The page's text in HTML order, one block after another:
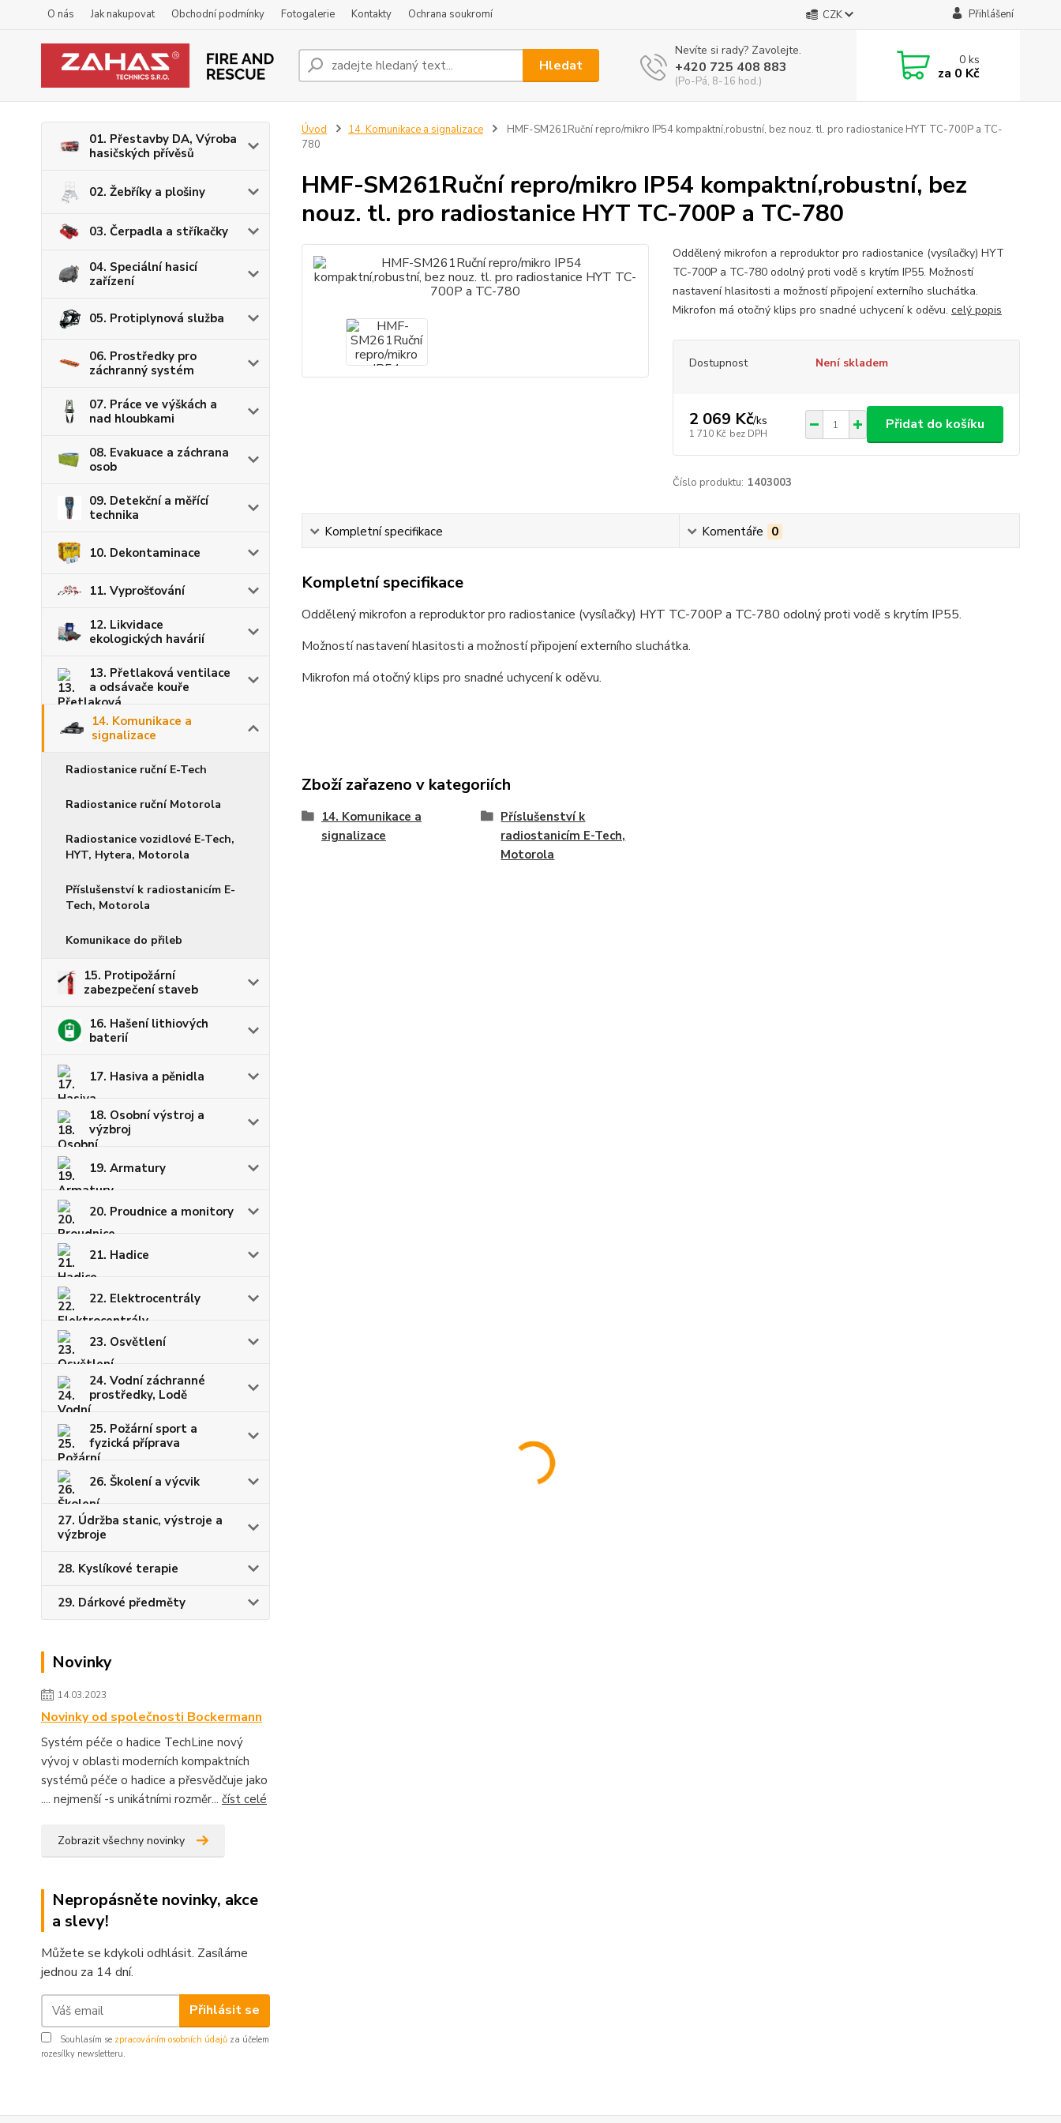
O nás Jak nakupovat Obchodní podmínky Fotogalerie Kontakty Ochrana soukromí CZK Přihlášení
Hledat
Nevíte si rady? Zavolejte.
+420 725 408 883
(Po-Pá, 8-16 hod.)
0ks
za 0 Kč
01. Přestavby DA, Výroba
hasičských přívěsů
02. Žebříky a plošiny
03. Čerpadla a stříkačky
04. Speciální hasicí
zařízení
05. Protiplynová služba
06. Prostředky pro
záchranný systém
07. Práce ve výškách a
nad hloubkami
08. Evakuace a záchrana
osob
09. Detekční a měřící
technika
10. Dekontaminace
11. Vyprošťování
12. Likvidace
ekologických havárií
13. Přetlaková ventilace
a odsávače kouře
14. Komunikace a
signalizace
Radiostanice ruční E-Tech
Radiostanice ruční Motorola
Radiostanice vozidlové E-Tech,
HYT, Hytera, Motorola
Příslušenství k radiostanicím E-
Tech, Motorola
Komunikace do přileb
15. Protipožární
zabezpečení staveb
16. Hašení lithiových
baterií
17. Hasiva a pěnidla
18. Osobní výstroj a
výzbroj
19. Armatury
20. Proudnice a monitory
21. Hadice
22. Elektrocentrály
23. Osvětlení
24. Vodní záchranné
prostředky, Lodě
25. Požární sport a
fyzická příprava
26. Školení a výcvik
27. Údržba stanic, výstroje a
výzbroje
28. Kyslíkové terapie
29. Dárkové předměty
Novinky
14.03.2023
Novinky od společnosti Bockermann
Systém péče o hadice TechLine nový
vývoj v oblasti moderních kompaktních
systémů péče o hadice a přesvědčuje jako
.... nejmenší -s unikátními rozměr... číst celé
Zobrazit všechny novinky
Nepropásněte novinky, akce
a slevy!
Můžete se kdykoli odhlásit. Zasíláme
jednou za 14 dní.
Přihlásit se
Souhlasím se zpracováním osobních údajů za účelem
rozesílky newsletteru.
Úvod 14. Komunikace a signalizace
HMF-SM261Ruční repro/mikro IP54 kompaktní,robustní, bez nouz. tl. pro radiostanice HYT TC-700P a TC-
780
HMF-SM261Ruční repro/mikro IP54 kompaktní,robustní, bez
nouz. tl. pro radiostanice HYT TC-700P a TC-780
Oddělený mikrofon a reproduktor pro radiostanice (vysílačky) HYT
TC-700P a TC-780 odolný proti vodě s krytím IP55. Možností
nastavení hlasitosti a možností připojení externího sluchátka.
Mikrofon má otočný klips pro snadné uchycení k oděvu. celý popis
Dostupnost Není skladem
2 069 Kč/ks
1 710 Kč bez DPH
Přidat do košíku
Číslo produktu: 1403003
Kompletní specifikace Komentáře 0
Kompletní specifikace
Oddělený mikrofon a reproduktor pro radiostanice (vysílačky) HYT TC-700P a TC-780 odolný proti vodě s krytím IP55.
Možností nastavení hlasitosti a možností připojení externího sluchátka.
Mikrofon má otočný klips pro snadné uchycení k oděvu.
Zboží zařazeno v kategoriích
14. Komunikace a
signalizace
Příslušenství k
radiostanicím E-Tech,
Motorola